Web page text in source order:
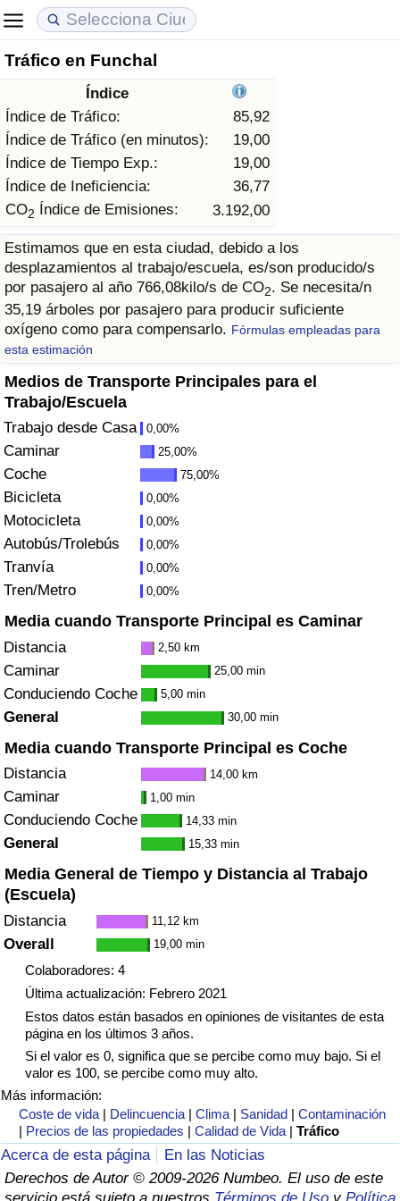
Tráfico en Funchal
Índice
Índice de Tráfico:
85,92
Índice de Tráfico (en minutos):
19,00
Índice de Tiempo Exp.:
19,00
Índice de Ineficiencia:
36,77
CO2 Índice de Emisiones: 3.192,00
Estimamos que en esta ciudad, debido a los
desplazamientos al trabajo/escuela, es/son producido/s
por pasajero al año 766,08kilo/s de CO2. Se necesita/n
35,19 árboles por pasajero para producir suficiente
oxígeno como para compensarlo. Fórmulas empleadas para
esta estimación
Medios de Transporte Principales para el
Trabajo/Escuela
Trabajo desde Casa 0,00%
Caminar 25,00%
Coche 75,00%
Bicicleta 0,00%
Motocicleta 0,00%
Autobús/Trolebús 0,00%
Tranvía 0,00%
Tren/Metro 0,00%
Media cuando Transporte Principal es Caminar
Distancia 2,50 km
Caminar 25,00 min
Conduciendo Coche 5,00 min
General 30,00 min
Media cuando Transporte Principal es Coche
Distancia 14,00 km
Caminar 1,00 min
Conduciendo Coche 14,33 min
General 15,33 min
Media General de Tiempo y Distancia al Trabajo
(Escuela)
Distancia 11,12 km
Overall 19,00 min
Colaboradores: 4
Última actualización: Febrero 2021
Estos datos están basados en opiniones de visitantes de esta
página en los últimos 3 años.
Si el valor es 0, significa que se percibe como muy bajo. Si el
valor es 100, se percibe como muy alto.
Más información:
Coste de vida | Delincuencia |Clima | Sanidad |Contaminación
| Precios de las propiedades |Calidad de Vida |Tráfico
Acerca de esta página
En las Noticias
Derechos de Autor © 2009-2026 Numbeo. El uso de este
Coste de vida
Índice de Costo de Vida (Actual)
Índice de Costo de Vida
Índice de costo de vida por país
en aqaba
Precios de las propiedades
Índice de Precios de Inmuebles (Actual)
Índice de Precios de Inmuebles
Índice de Precios de Inmuebles por País
Calidad de Vida
Índice de Calidad de Vida
Índice de Calidad de Vida (Actual)
Índice de calidad de vida por país
Delincuencia
Calificación del Índice de Criminalidad
(Actual)
Índice de criminalidad por país
Sanidad
Índice de Sanidad (Actual)
Índice de Sanidad
Índice de Sanidad por País
Índice de Contaminación (Actual)
Índice de contaminación
Índice de Contaminación por País
Tráfico
Índice de Tráfico
Índice de Tráfico (Actual)
Índice de Tráfico por País